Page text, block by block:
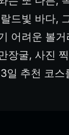
드빛 바다,
어려운 볼
장굴, 사진
일 추천 코